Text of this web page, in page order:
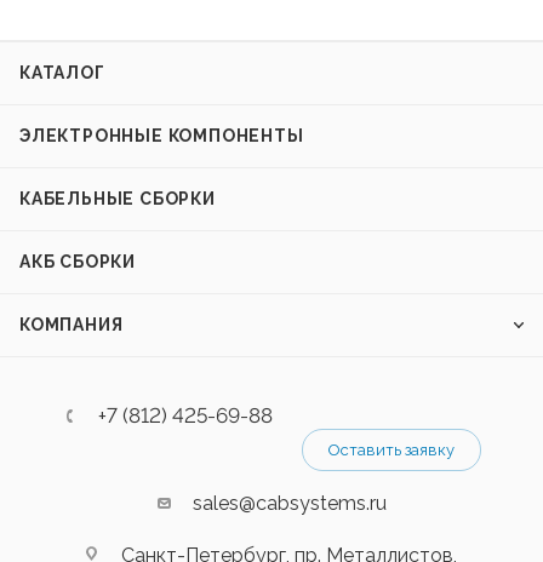
КАТАЛОГ
ЭЛЕКТРОННЫЕ КОМПОНЕНТЫ
КАБЕЛЬНЫЕ СБОРКИ
АКБ СБОРКИ
КОМПАНИЯ
+7 (812) 425-69-88
Оставить заявку
sales@cabsystems.ru
Санкт-Петербург, пр. Металлистов,